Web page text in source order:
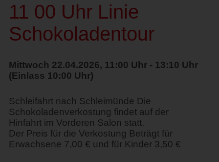
11 00 Uhr Linie
Schokoladentour
Mittwoch 22.04.2026, 11:00 Uhr - 13:10 Uhr
(Einlass 10:00 Uhr)
Schleifahrt nach Schleimünde Die
Schokoladenverkostung findet auf der
Hinfahrt im Vorderen Salon statt.
Der Preis für die Verkostung Beträgt für
Erwachsene 7,00 € und für Kinder 3,50 €